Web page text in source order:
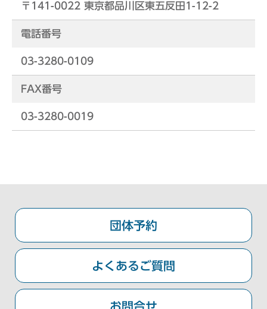
〒141-0022 東京都品川区東五反田1-12-2
電話番号
03-3280-0109
FAX番号
03-3280-0019
団体予約
よくあるご質問
お問合せ